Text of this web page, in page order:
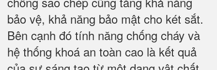
bảo vệ, khả năng bảo mật cho két sắt.
Bên cạnh đó tính năng chống cháy và
hệ thống khoá an toàn cao là kết quả